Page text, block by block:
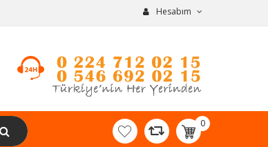
Hesabım
0
item(s)